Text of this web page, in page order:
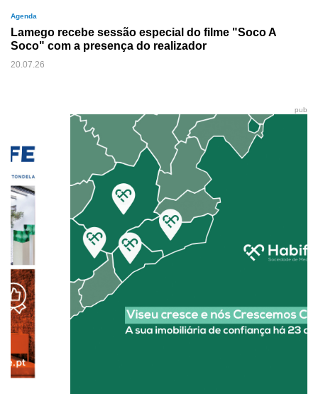
Agenda
Lamego recebe sessão especial do filme "Soco A
Soco" com a presença do realizador
20.07.26
pub